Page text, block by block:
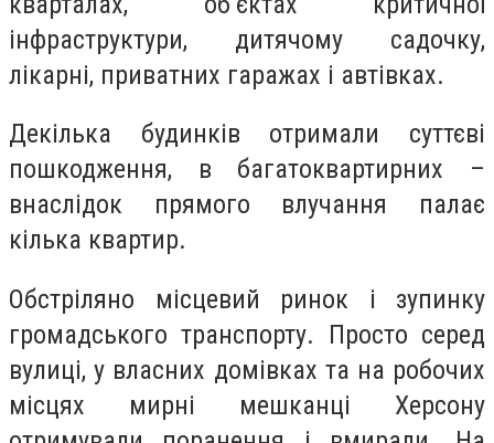
інфраструктури, дитячому садочку,
лікарні, приватних гаражах і автівках.
Декілька будинків отримали суттєві
пошкодження, в багатоквартирних –
внаслідок прямого влучання палає
кілька квартир.
Обстріляно місцевий ринок і зупинку
громадського транспорту. Просто серед
вулиці, у власних домівках та на робочих
місцях мирні мешканці Херсону